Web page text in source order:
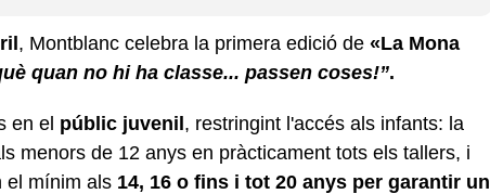
, Montblanc celebra la primera edició de «La Mona
quan no hi ha classe... passen coses!”.
en el públic juvenil, restringint l'accés als infants: la
menors de 12 anys en pràcticament tots els tallers, i
el mínim als 14, 16 o fins i tot 20 anys per garantir un